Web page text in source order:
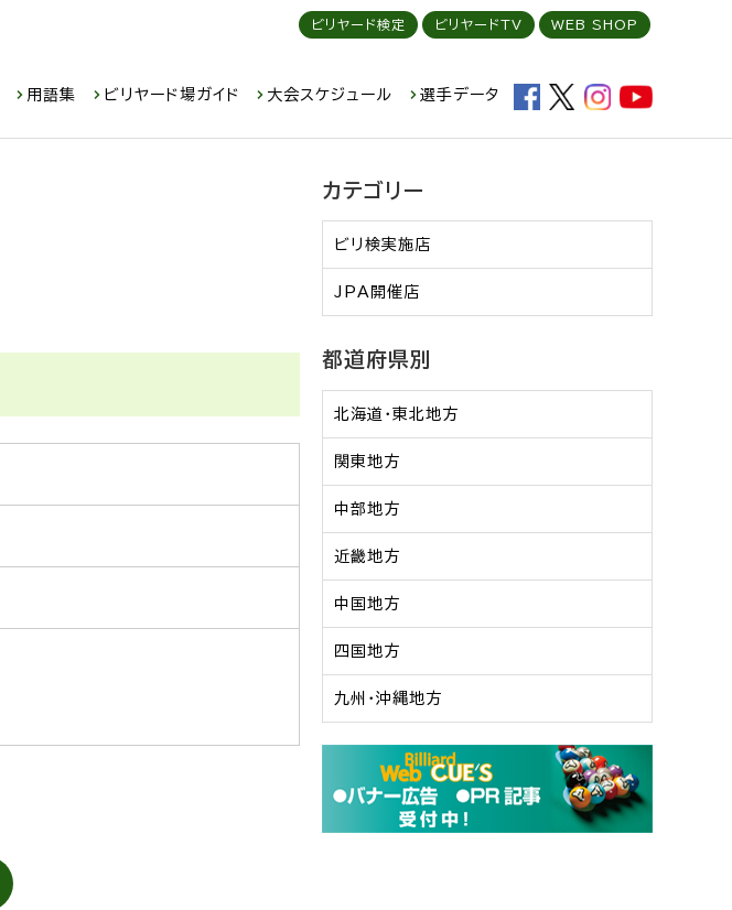
用語集 ビリヤード場ガイド 大会スケジュール 選手データ
ビリヤード検定 ビリヤードTV WEB SHOP
カテゴリー
ビリ検実施店
JPA開催店
都道府県別
北海道・東北地方
関東地方
中部地方
近畿地方
中国地方
四国地方
九州・沖縄地方